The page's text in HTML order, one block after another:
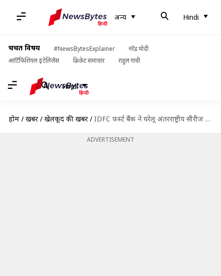
अन्य Hindi
चर्चित विषय #NewsBytesExplainer
नरेंद्र मोदी
आर्टिफिशियल इंटेलिजेंस
क्रिकेट समाचार राहुल गांधी
Hindi
होम / खबरें / खेलकूद की खबरें / IDFC फर्स्ट बैंक ने घरेलू अंतरराष्ट्रीय सीरीज के टाइटल अधिकार हासिल किए, BCCI की कमाई बढ़ी
ADVERTISEMENT